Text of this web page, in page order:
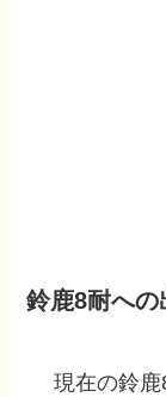
鈴鹿8耐への
現在の鈴鹿